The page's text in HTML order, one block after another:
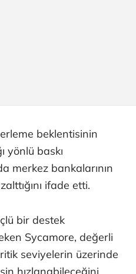
beklentisinin
yönlü baskı
merkez bankalarının
ifade etti.
bir destek
Sycamore, değerli
seviyelerin üzerinde